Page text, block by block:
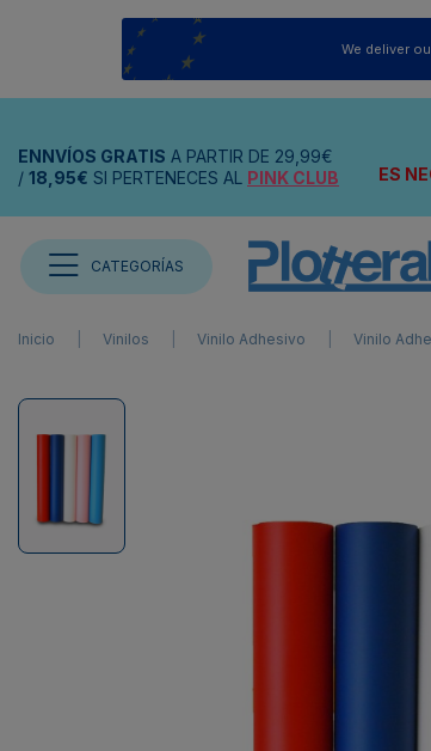
We deliver
ENNVÍOS GRATIS A PARTIR DE 29,99€
/ 18,95€ SI PERTENECES AL PINK CLUB
ES
CATEGORÍAS
Inicio Vinilos Vinilo Adhesivo Vinilo